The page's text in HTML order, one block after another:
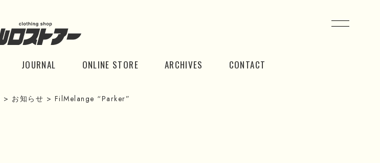
JOURNAL ONLINE STORE ARCHIVES CONTACT
> お知らせ > FilMelange “Parker”